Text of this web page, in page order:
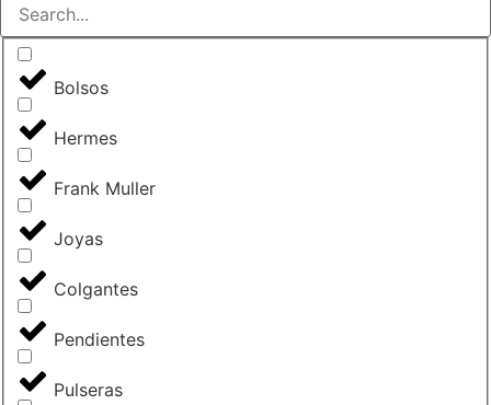
Bolsos
Hermes
Frank Muller
Joyas
Colgantes
Pendientes
Pulseras